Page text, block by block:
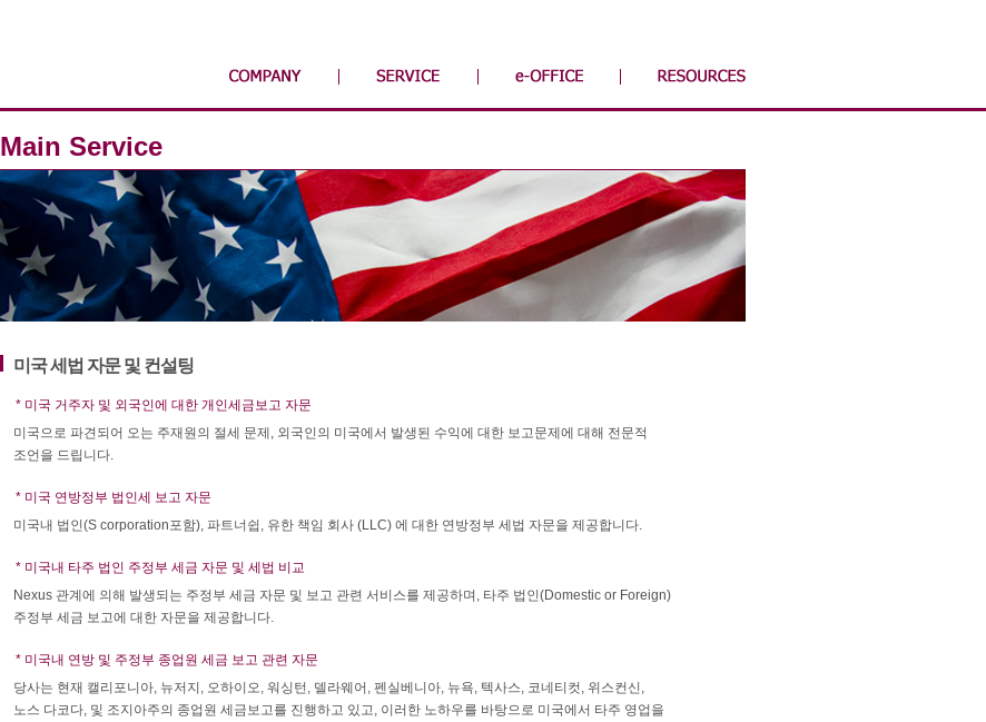
Main Service
미국 세법 자문 및 컨설팅
* 미국 거주자 및 외국인에 대한 개인세금보고 자문
미국으로 파견되어 오는 주재원의 절세 문제, 외국인의 미국에서 발생된 수익에 대한 보고문제에 대해 전문적
조언을 드립니다.
* 미국 연방정부 법인세 보고 자문
미국내 법인(S corporation포함), 파트너쉽, 유한 책임 회사 (LLC) 에 대한 연방정부 세법 자문을 제공합니다.
* 미국내 타주 법인 주정부 세금 자문 및 세법 비교
Nexus 관계에 의해 발생되는 주정부 세금 자문 및 보고 관련 서비스를 제공하며, 타주 법인(Domestic or Foreign)
주정부 세금 보고에 대한 자문을 제공합니다.
* 미국내 연방 및 주정부 종업원 세금 보고 관련 자문
당사는 현재 캘리포니아, 뉴저지, 오하이오, 워싱턴, 델라웨어, 펜실베니아, 뉴욕, 텍사스, 코네티컷, 위스컨신,
노스 다코다, 및 조지아주의 종업원 세금보고를 진행하고 있고, 이러한 노하우를 바탕으로 미국에서 타주 영업을